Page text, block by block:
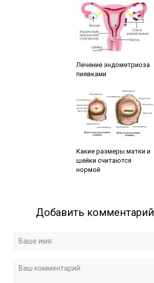
Лечение эндометриоза
пиявками
Какие размеры матки и
шейки считаются
нормой
Добавить комментарий